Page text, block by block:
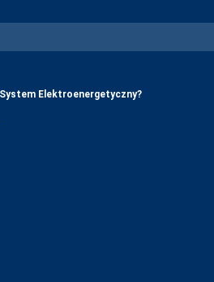
Elektroenergetyczny?